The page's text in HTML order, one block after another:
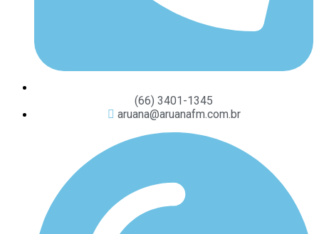
(66) 3401-1345
aruana@aruanafm.com.br